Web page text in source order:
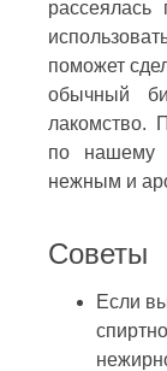
поможет
обычный
лакомство.
по нашему
нежным и
Советы
Если